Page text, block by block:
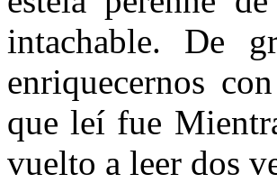
intachable. De
enriquecernos
que leí fue
vuelto a leer dos